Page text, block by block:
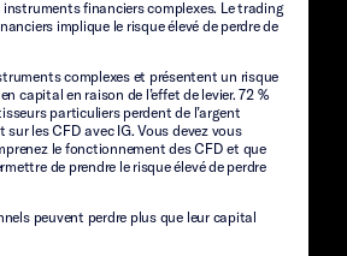
financiers complexes. Le trading
implique le risque élevé de perdre de
complexes et présentent un risque
capital en raison de l’effet de levier. 72 %
particuliers perdent de l’argent
sur les CFD avec IG. Vous devez vous
le fonctionnement des CFD et que
de prendre le risque élevé de perdre
peuvent perdre plus que leur capital